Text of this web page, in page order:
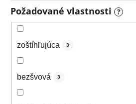
Požadované vlastnosti ?
zoštíhľujúca 3
bezšvová 3